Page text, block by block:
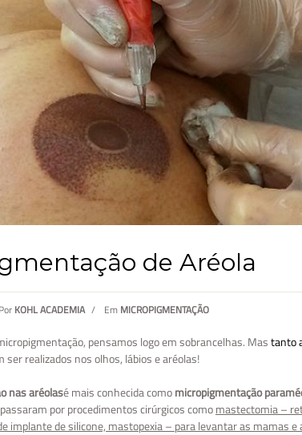
de Aréola
Por KOHL ACADEMIA / Em MICROPIGMENTAÇÃO
pensamos logo em sobrancelhas. Mastanto
ser realizados nos olhos, lábios e aréolas!
nas aréolasé mais conhecida comomicropigmentação
por procedimentos cirúrgicos comomastectomia –
implante de silicone, mastopexia – para levantar as mamas e